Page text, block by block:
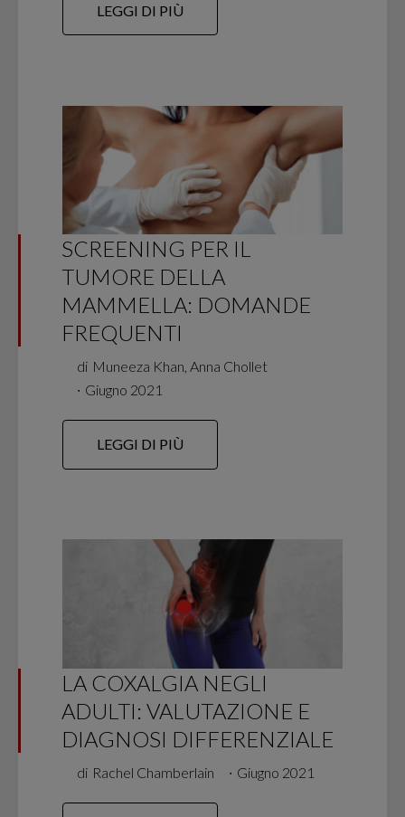
LEGGI DI PIÙ
SCREENING PER IL
TUMORE DELLA
MAMMELLA: DOMANDE
FREQUENTI
di Muneeza Khan, Anna Chollet
∙ Giugno 2021
LEGGI DI PIÙ
LA COXALGIA NEGLI
ADULTI: VALUTAZIONE E
DIAGNOSI DIFFERENZIALE
di Rachel Chamberlain ∙ Giugno 2021